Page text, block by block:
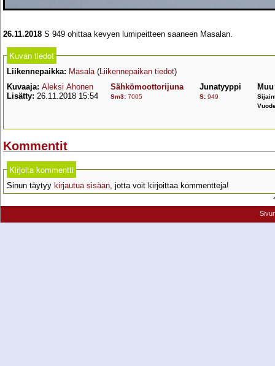
26.11.2018 S 949 ohittaa kevyen lumipeitteen saaneen Masalan.
Kuvan tiedot
Liikennepaikka: Masala(Liikennepaikan tiedot)
Kuvaaja: Aleksi Ahonen
Lisätty: 26.11.2018 15:54
Sähkömoottorijuna
Sm3: 7005
Junatyyppi
S: 949
Kommentit
Kirjoita kommentti
Sinun täytyy kirjautua sisään, jotta voit kirjoittaa kommentteja!